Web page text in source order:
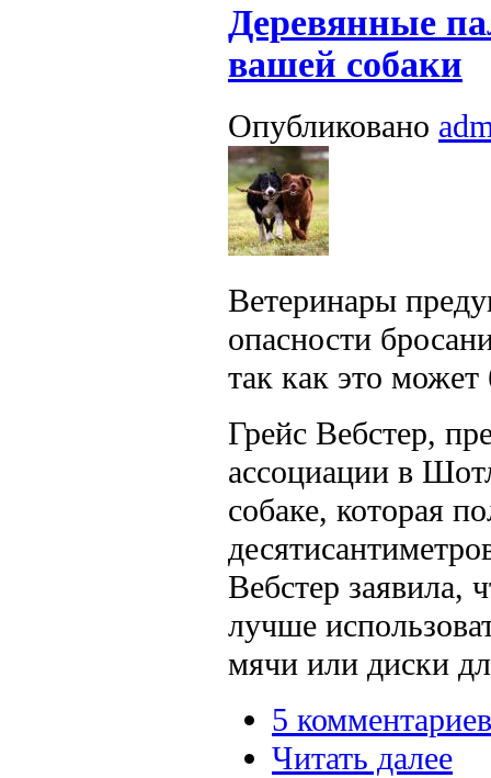
Деревянные
вашей собаки
Опубликовано
Ветеринары
опасности
так как это
Грейс Вебстер,
ассоциации в
собаке, которая
Вебстер заявила,
лучше
мячи или диски
5 комментариев
Читать далее